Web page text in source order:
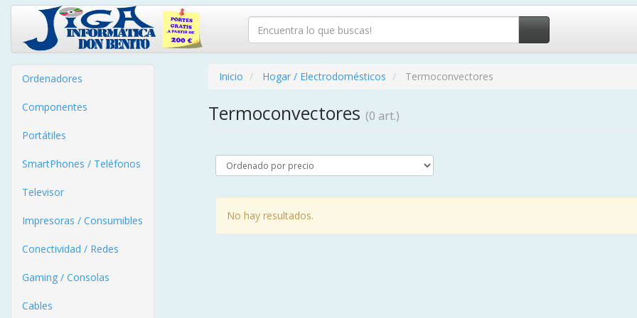
Ordenadores
Componentes
Portátiles
SmartPhones / Teléfonos
Televisor
Impresoras / Consumibles
Conectividad / Redes
Gaming / Consolas
Cables
Inicio Hogar / Electrodomésticos Termoconvectores
Termoconvectores (0 art.)
No hay resultados.